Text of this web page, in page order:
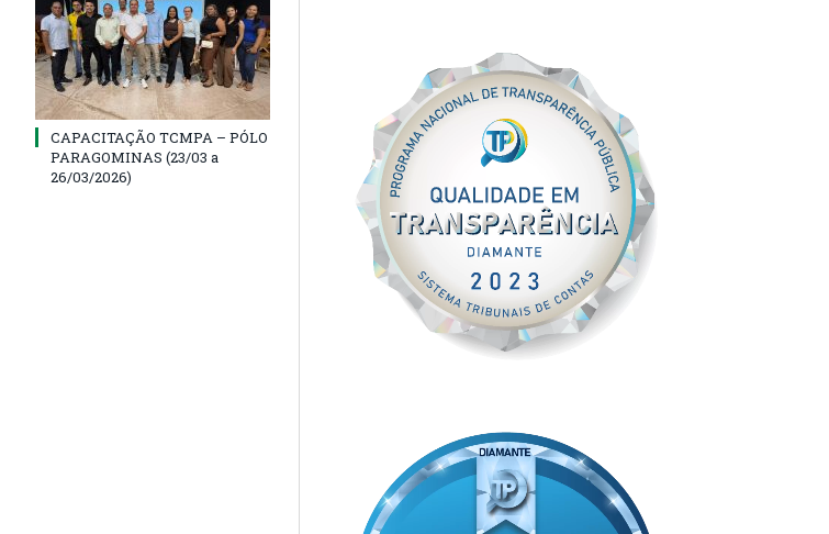
CAPACITAÇÃO TCMPA – PÓLO
PARAGOMINAS (23/03 a
26/03/2026)